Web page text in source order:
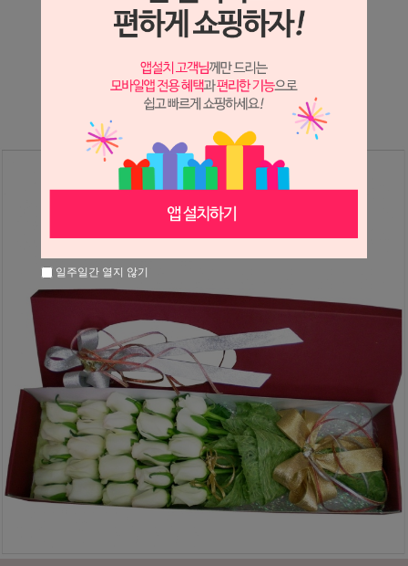
상세 정보를 확대해 보실 수 있습니다.
※ 필독해주세요 ※
장미는 시세 변동에 따라 가격이 달라질 수 있으니
일주일간 열지 않기